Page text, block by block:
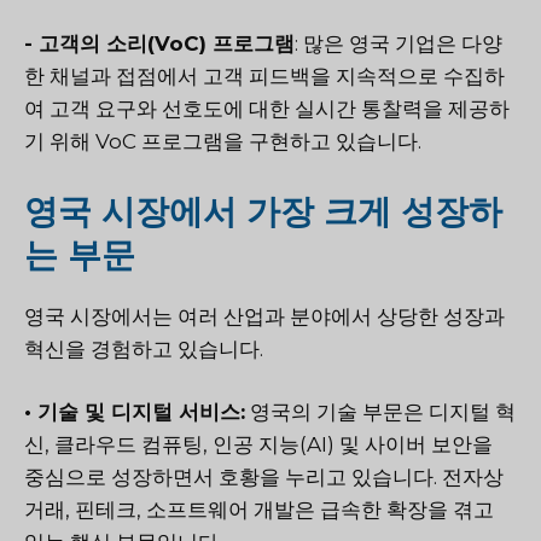
- 고객의 소리(VoC) 프로그램 : 많은 영국 기업은 다양
한 채널과 접점에서 고객 피드백을 지속적으로 수집하
여 고객 요구와 선호도에 대한 실시간 통찰력을 제공하
기 위해 VoC 프로그램을 구현하고 있습니다.
영국 시장에서 가장 크게 성장하
는 부문
영국 시장에서는 여러 산업과 분야에서 상당한 성장과
혁신을 경험하고 있습니다.
• 기술 및 디지털 서비스: 영국의 기술 부문은 디지털 혁
신, 클라우드 컴퓨팅, 인공 지능(AI) 및 사이버 보안을
중심으로 성장하면서 호황을 누리고 있습니다. 전자상
거래, 핀테크, 소프트웨어 개발은 급속한 확장을 겪고